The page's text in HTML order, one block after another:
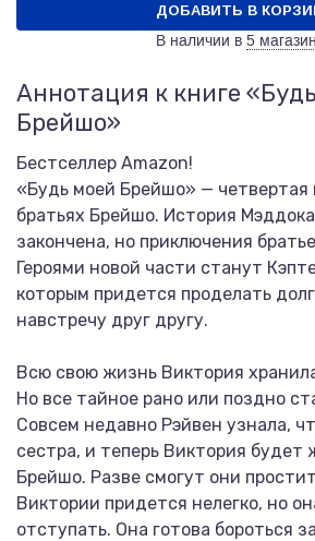
ДОБАВИТЬ В
В наличии в 5
Аннотация к книге
Брейшо»
Бестселлер Amazon!
«Будь моей Брейшо» — четвертая
братьях Брейшо. История
закончена, но приключения
Героями новой части станут
которым придется проделать
навстречу друг другу.
Всю свою жизнь Виктория
Но все тайное рано или поздно
Совсем недавно Рэйвен узнала,
сестра, и теперь Виктория будет
Брейшо. Разве смогут они
Виктории придется нелегко, но
отступать. Она готова бороться